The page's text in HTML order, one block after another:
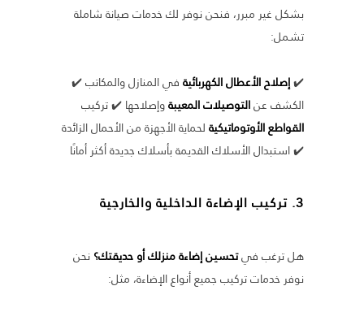
بشكل غير مبرر، فنحن نوفر لك خدمات صيانة شاملة
تشمل:
✔️إصلاح الأعطال الكهربائيةفي المنازل والمكاتب ✔️
الكشف عنالتوصيلات المعيبةوإصلاحها ✔️ تركيب
القواطع الأوتوماتيكيةلحماية الأجهزة من الأحمال الزائدة
✔️ استبدال الأسلاك القديمة بأسلاك جديدة أكثر أمانًا
3. تركيب الإضاءة الداخلية والخارجية
هل ترغب فيتحسين إضاءة منزلك أو حديقتك؟نحن
نوفر خدمات تركيب جميع أنواع الإضاءة، مثل: